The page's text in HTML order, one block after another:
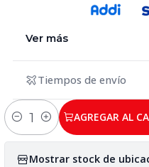
Ver más
Tiempos de envío
Cantidad
AGREGAR AL
Mostrar stock de